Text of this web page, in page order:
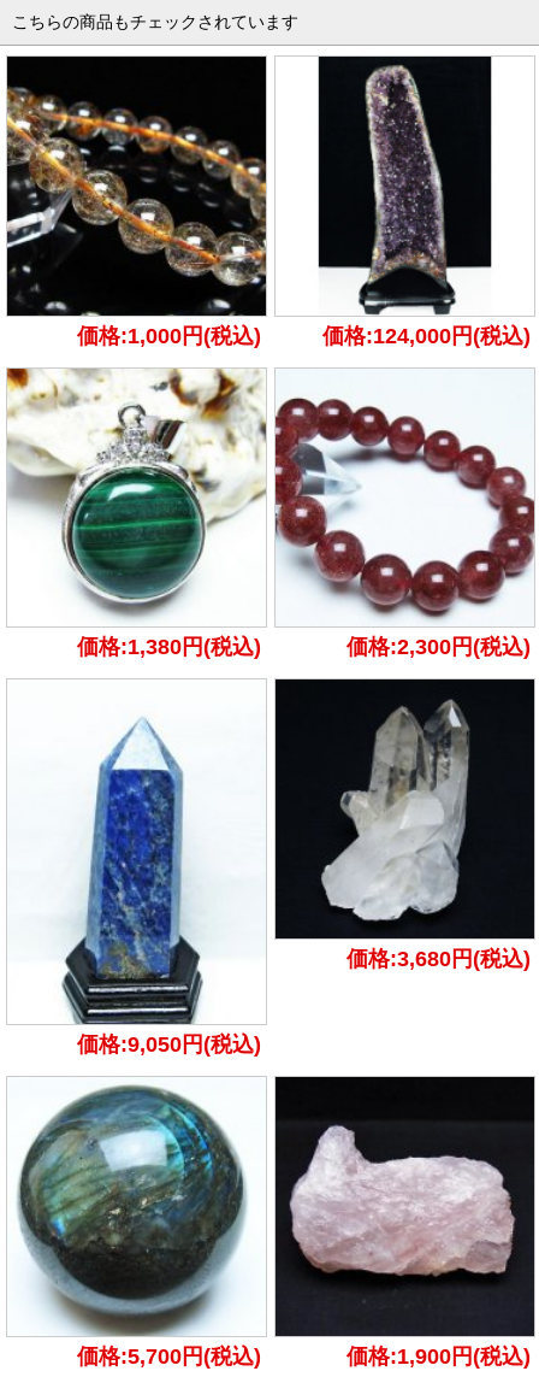
こちらの商品もチェックされています
価格:1,000円(税込) 価格:124,000円(税込)
価格:1,380円(税込) 価格:2,300円(税込)
価格:9,050円(税込)
価格:3,680円(税込)
価格:5,700円(税込) 価格:1,900円(税込)